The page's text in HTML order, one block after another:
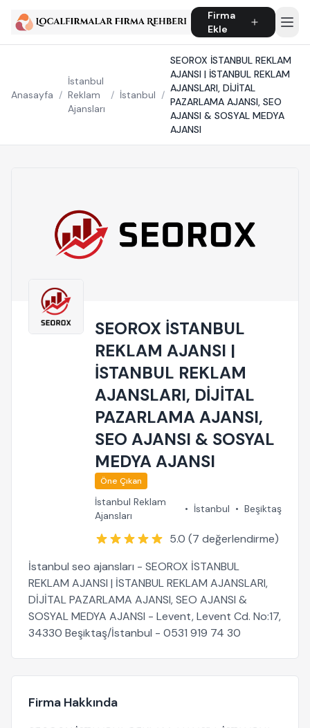
Firma
Ekle
Anasayfa /
İstanbul
Reklam
Ajansları
/ İstanbul /
SEOROX İSTANBUL REKLAM
AJANSI | İSTANBUL REKLAM
AJANSLARI, DİJİTAL
PAZARLAMA AJANSI, SEO
AJANSI & SOSYAL MEDYA
AJANSI
SEOROX İSTANBUL
REKLAM AJANSI |
İSTANBUL REKLAM
AJANSLARI, DİJİTAL
PAZARLAMA AJANSI,
SEO AJANSI & SOSYAL
MEDYA AJANSI
Öne Çıkan
İstanbul Reklam
Ajansları
• İstanbul • Beşiktaş
5.0 (7 değerlendirme)
İstanbul seo ajansları - SEOROX İSTANBUL
REKLAM AJANSI | İSTANBUL REKLAM AJANSLARI,
DİJİTAL PAZARLAMA AJANSI, SEO AJANSI &
SOSYAL MEDYA AJANSI - Levent, Levent Cd. No:17,
34330 Beşiktaş/İstanbul - 0531 919 74 30
Firma Hakkında